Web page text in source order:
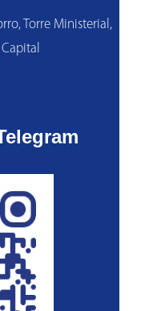
Torre Ministerial,